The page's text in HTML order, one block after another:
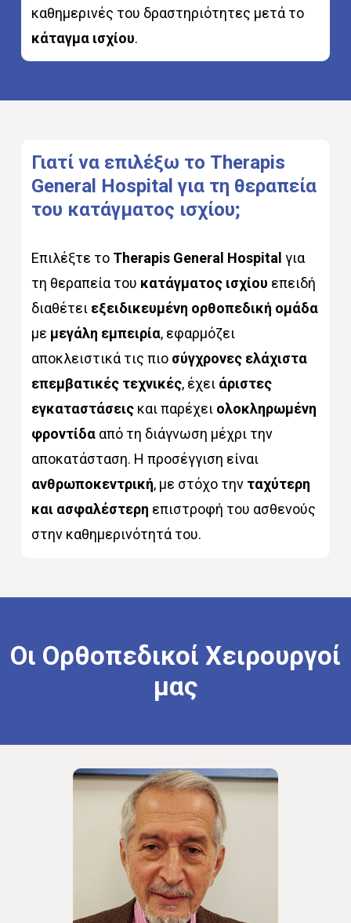
καθημερινές του δραστηριότητες μετά το
κάταγμα ισχίου.
Γιατί να επιλέξω το Therapis
General Hospital για τη θεραπεία
του κατάγματος ισχίου;
Επιλέξτε το Therapis General Hospital για
τη θεραπεία του κατάγματος ισχίου επειδή
διαθέτει εξειδικευμένη ορθοπεδική ομάδα
με μεγάλη εμπειρία, εφαρμόζει
αποκλειστικά τις πιο σύγχρονες ελάχιστα
επεμβατικές τεχνικές, έχει άριστες
εγκαταστάσεις και παρέχει ολοκληρωμένη
φροντίδα από τη διάγνωση μέχρι την
αποκατάσταση. Η προσέγγιση είναι
ανθρωποκεντρική, με στόχο την ταχύτερη
και ασφαλέστερη επιστροφή του ασθενούς
στην καθημερινότητά του.
Οι Ορθοπεδικοί Χειρουργοί
μας